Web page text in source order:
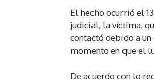
El hecho ocurrió el
judicial, la víctima,
contactó debido a
momento en que el
De acuerdo con lo